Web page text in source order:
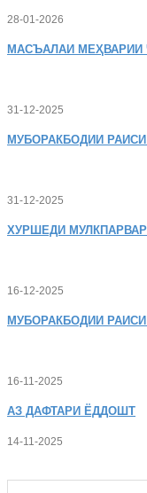
28-01-2026
МАСЪАЛАИ МЕҲВАРИИ
31-12-2025
МУБОРАКБОДИИ
31-12-2025
ХУРШЕДИ
16-12-2025
МУБОРАКБОДИИ
16-11-2025
АЗ ДАФТАРИ ЁДДОШТ
14-11-2025